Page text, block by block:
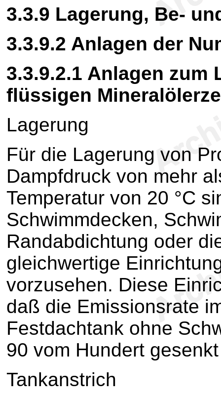
3.3.9 Lagerung, Be-
3.3.9.2 Anlagen der
3.3.9.2.1 Anlagen zum
flüssigen
Lagerung
Für die Lagerung von
Dampfdruck von mehr
Temperatur von 20 °C
Schwimmdecken,
Randabdichtung oder
gleichwertige
vorzusehen. Diese
daß die Emissionsrate
Festdachtank ohne
90 vom Hundert
Tankanstrich